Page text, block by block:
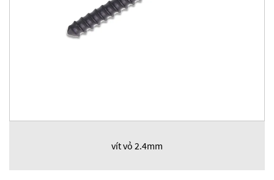
vít vỏ 2.4mm